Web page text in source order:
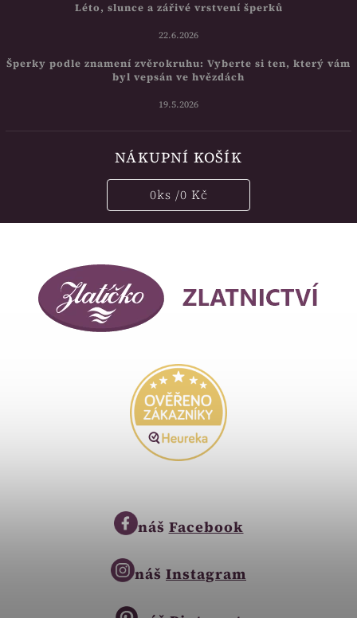
Léto, slunce a zářivé vrstvení šperků
22.6.2026
Šperky podle znamení zvěrokruhu: Vyberte si ten, který vám
byl vepsán ve hvězdách
19.5.2026
NÁKUPNÍ KOŠÍK
0ks /0 Kč
náš Facebook
náš Instagram